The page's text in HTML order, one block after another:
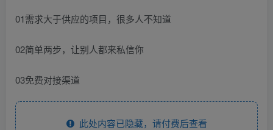
01需求大于供应的项目，很多人不知道
02简单两步，让别人都来私信你
03免费对接渠道
此处内容已隐藏，请付费后查看